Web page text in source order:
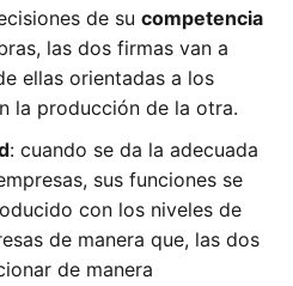
de su competencia
las dos firmas van a
ellas orientadas a los
la producción de la otra.
: cuando se da la adecuada
sus funciones se
con los niveles de
de manera que, las dos
de manera